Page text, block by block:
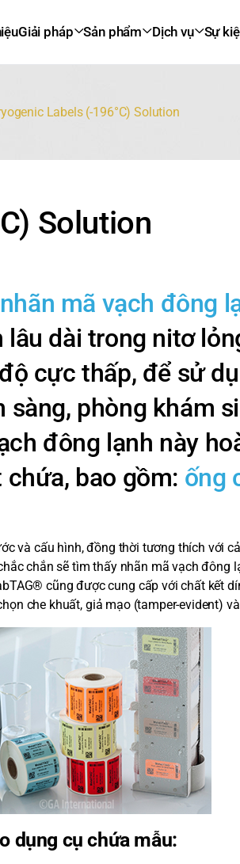
Giải pháp Sản phẩm Dịch vụ Sự
Labels (-196°C) Solution
Solution
nhãn mã vạch đông
dài trong nitơ
cực thấp, để sử
phòng khám
đông lạnh này
bao gồm: ống
và cấu hình, đồng thời tương thích với
chắn sẽ tìm thấy nhãn mã vạch đông
cũng được cung cấp với chất kết
che khuất, giả mạo (tamper-evident)
dụng cụ chứa mẫu: